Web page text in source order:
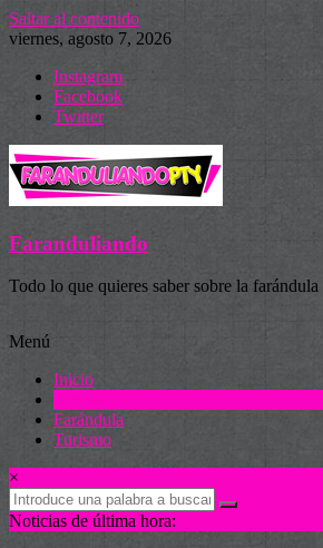
Saltar al contenido
viernes, agosto 7, 2026
Instagram
Facebook
Twitter
Faranduliando
Todo lo que quieres saber sobre la
Menú
Inicio
Farándula
Turismo
×
Noticias de última hora: